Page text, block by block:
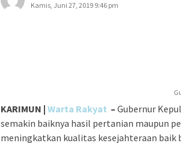
Kamis, Juni 27, 2019 9:46 pm
KARIMUN | Warta Rakyat – Gubernur
semakin baiknya hasil pertanian maupun
meningkatkan kualitas kesejahteraan baik